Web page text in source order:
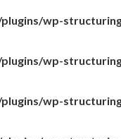
wp-
wp-
wp-